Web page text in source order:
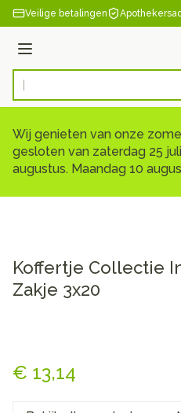
Ga naar de inhoud
Veilige betalingen
Menu
Product, merk, categorie...
Wij genieten van onze
gesloten van zaterdag 25
augustus. Maandag 10
Koffertje Collectie
Zakje 3x20
€ 13,14